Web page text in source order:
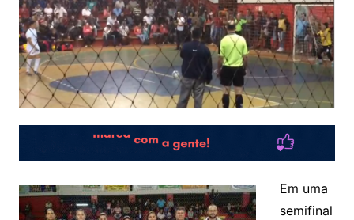
Em uma
semifinal